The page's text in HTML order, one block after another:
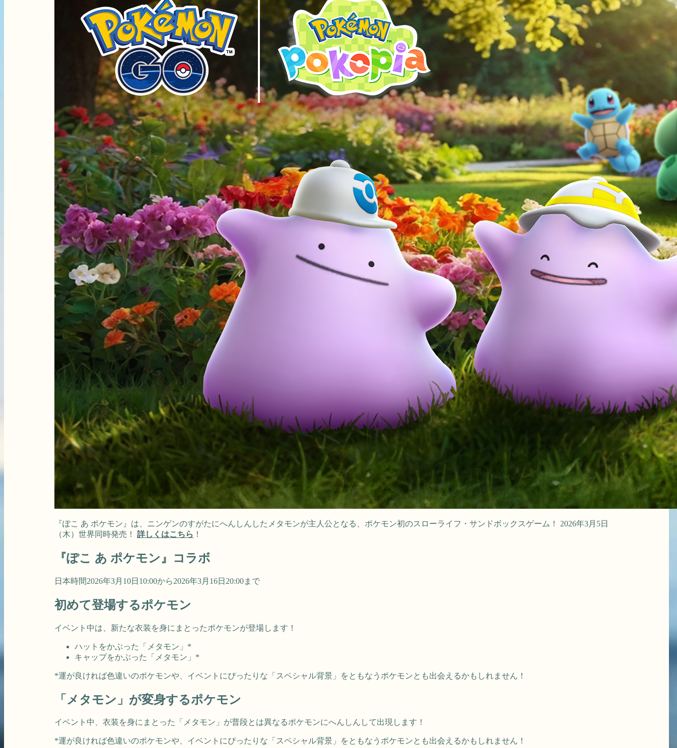
『ぽこ あ ポケモン』は、ニンゲンのすがたにへんしんしたメタモンが主人公となる、ポケモン初のスローライフ・サンドボックスゲーム！ 2026年3月5日
（木）世界同時発売！ 詳しくはこちら ！
『ぽこ あ ポケモン』コラボ
日本時間2026年3月10日10:00から2026年3月16日20:00まで
初めて登場するポケモン
イベント中は、新たな衣装を身にまとったポケモンが登場します！
ハットをかぶった「メタモン」*
キャップをかぶった「メタモン」*
*運が良ければ色違いのポケモンや、イベントにぴったりな「スペシャル背景」をともなうポケモンとも出会えるかもしれません！
「メタモン」が変身するポケモン
イベント中、衣装を身にまとった「メタモン」が普段とは異なるポケモンにへんしんして出現します！
*運が良ければ色違いのポケモンや、イベントにぴったりな「スペシャル背景」をともなうポケモンとも出会えるかもしれません！